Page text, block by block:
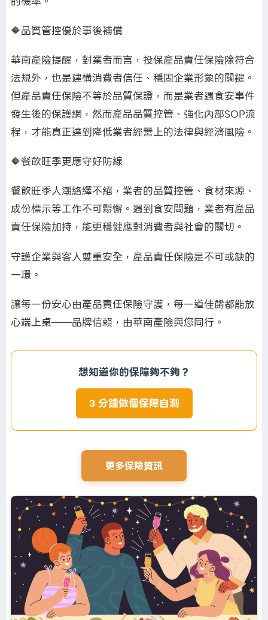
🔶品質管控優於事後補償
華南產險提醒，對業者而言，投保產品責任保險除符合
法規外，也是建構消費者信任、穩固企業形象的關鍵。
但產品責任保險不等於品質保證，而是業者遇食安事件
發生後的保護網，然而產品品質控管、強化內部SOP流
程，才能真正達到降低業者經營上的法律與經濟風險。
🔶餐飲旺季更應守好防線
餐飲旺季人潮絡繹不絕，業者的品質控管、食材來源、
成份標示等工作不可鬆懈。遇到食安問題，業者有產品
責任保險加持，能更穩健應對消費者與社會的關切。
守護企業與客人雙重安全，產品責任保險是不可或缺的
一環。
讓每一份安心由產品責任保險守護，每一道佳餚都能放
心端上桌——品牌信賴，由華南產險與您同行。
想知道你的保障夠不夠？
3 分鐘做個保障自測
更多保險資訊